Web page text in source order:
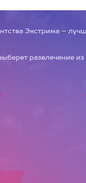
Экстрима –
развлечение из